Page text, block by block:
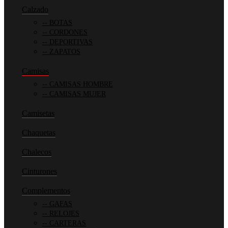
Calzado
BOTAS
CORDONES
DEPORTIVAS
ZAPATOS
Camisas
CAMISAS HOMBRE
CAMISAS MUJER
Camisetas
Chaquetas
Chalecos
Cinturones
Complementos
GAFAS
RELOJES
CARTERAS